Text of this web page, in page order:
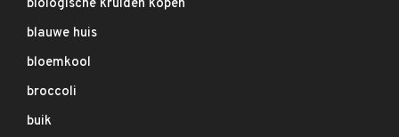
biologische kruiden kopen
blauwe huis
bloemkool
broccoli
buik